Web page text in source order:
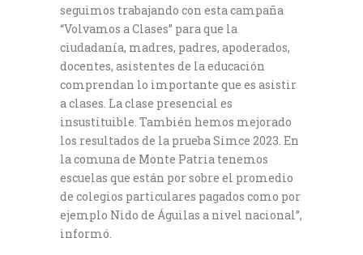
seguimos trabajando con esta campaña
“Volvamos a Clases” para que la
ciudadanía, madres, padres, apoderados,
docentes, asistentes de la educación
comprendan lo importante que es asistir
a clases. La clase presencial es
insustituible. También hemos mejorado
los resultados de la prueba Simce 2023. En
la comuna de Monte Patria tenemos
escuelas que están por sobre el promedio
de colegios particulares pagados como por
ejemplo Nido de Águilas a nivel nacional”,
informó.